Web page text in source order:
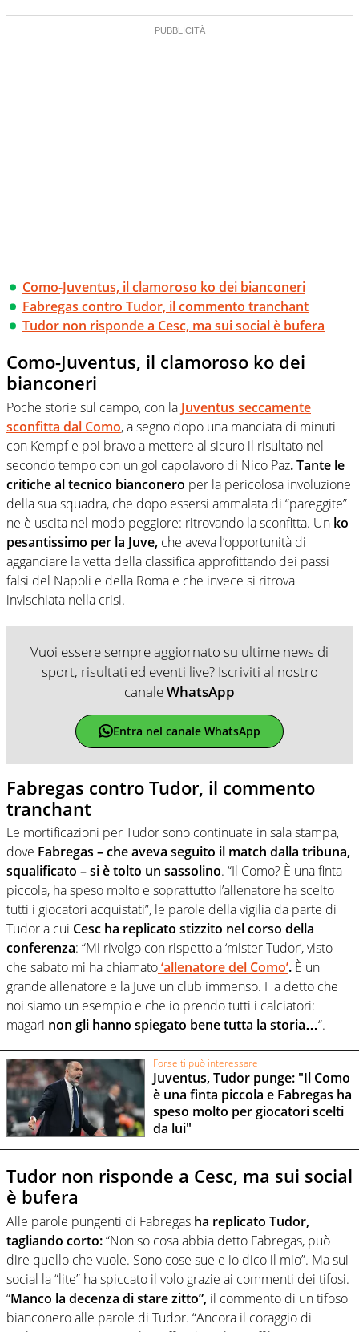
Como-Juventus, il clamoroso ko dei bianconeri
Fabregas contro Tudor, il commento tranchant
Tudor non risponde a Cesc, ma sui social è bufera
Como-Juventus, il clamoroso ko dei
bianconeri
Poche storie sul campo, con la Juventus seccamente
sconfitta dal Como, a segno dopo una manciata di minuti
con Kempf e poi bravo a mettere al sicuro il risultato nel
secondo tempo con un gol capolavoro di Nico Paz. Tante le
critiche al tecnico bianconero per la pericolosa involuzione
della sua squadra, che dopo essersi ammalata di “pareggite”
ne è uscita nel modo peggiore: ritrovando la sconfitta. Un ko
pesantissimo per la Juve, che aveva l’opportunità di
agganciare la vetta della classifica approfittando dei passi
falsi del Napoli e della Roma e che invece si ritrova
invischiata nella crisi.
Vuoi essere sempre aggiornato su ultime news di
sport, risultati ed eventi live? Iscriviti al nostro
canaleWhatsApp
Entra nel canale WhatsApp
Fabregas contro Tudor, il commento
tranchant
Le mortificazioni per Tudor sono continuate in sala stampa,
dove Fabregas – che aveva seguito il match dalla tribuna,
squalificato – si è tolto un sassolino. “Il Como? È una finta
piccola, ha speso molto e soprattutto l’allenatore ha scelto
tutti i giocatori acquistati”, le parole della vigilia da parte di
Tudor a cui Cesc ha replicato stizzito nel corso della
conferenza: “Mi rivolgo con rispetto a ‘mister Tudor’, visto
che sabato mi ha chiamato‘allenatore del Como’. È un
grande allenatore e la Juve un club immenso. Ha detto che
noi siamo un esempio e che io prendo tutti i calciatori:
magari non gli hanno spiegato bene tutta la storia…“.
Forse ti può interessare
Juventus, Tudor punge: "Il Como
è una finta piccola e Fabregas ha
speso molto per giocatori scelti
da lui"
Tudor non risponde a Cesc, ma sui social
è bufera
Alle parole pungenti di Fabregas ha replicato Tudor,
tagliando corto:“Non so cosa abbia detto Fabregas, può
dire quello che vuole. Sono cose sue e io dico il mio”. Ma sui
social la “lite” ha spiccato il volo grazie ai commenti dei tifosi.
“Manco la decenza di stare zitto”, il commento di un tifoso
bianconero alle parole di Tudor. “Ancora il coraggio di